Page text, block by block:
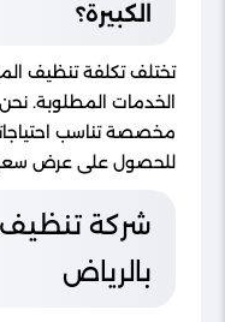
الكبيرة؟
تختلف تكلفة تنظيف
الخدمات المطلوبة.
مخصصة تناسب
للحصول على عرض
شركة تنظيف
بالرياض